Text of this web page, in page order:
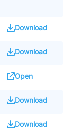
Download
Download
Open
Download
Download